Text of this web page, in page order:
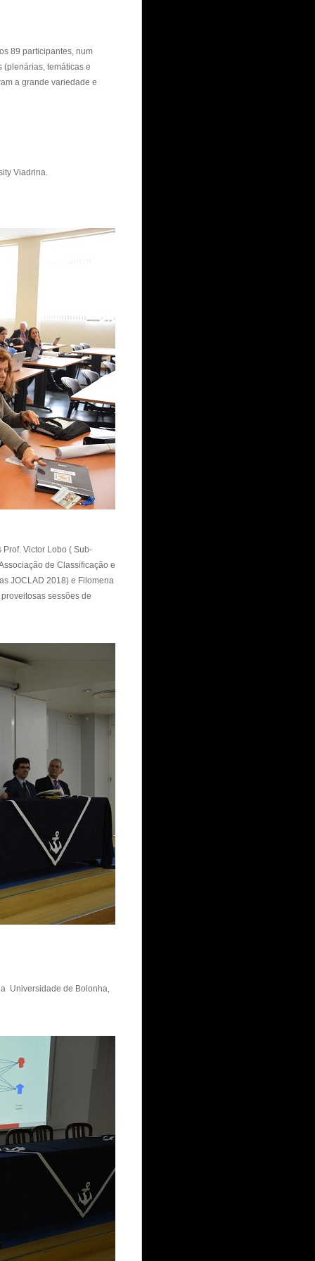
89 participantes, num
(plenárias, temáticas e
a grande variedade e
Viadrina.
Victor Lobo ( Sub-
de Classificação e
JOCLAD 2018) e Filomena
sessões de
Universidade de Bolonha,